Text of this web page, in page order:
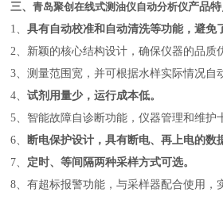
三、青岛聚创在线式测油仪自动分析仪产品
1、具有自动校准和自动清洗等功能，避免
2、新颖的核心结构设计，确保仪器的品质
3、测量范围宽，并可根据水样实际情况自
4、试剂用量少，运行成本低。
5、智能故障自诊断功能，仪器管理和维护
6、
断电保护设计，具有断电、再上电的数
7、 定时、等间隔两种采样方式可选。
8、有超标报警功能，与采样器配合使用，